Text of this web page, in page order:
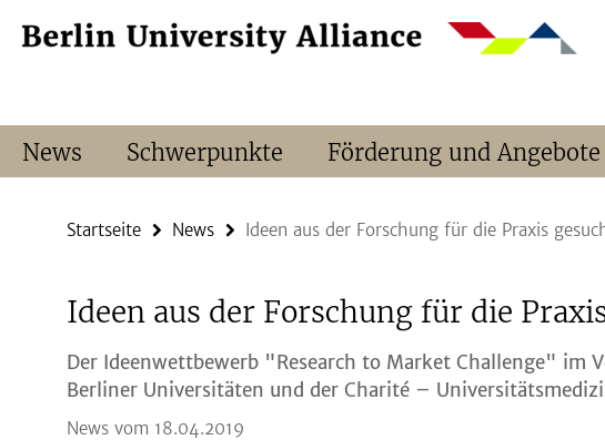
direkt
Service-
News Schwerpunkte Förderung und Angebote
Startseite News Ideen aus der Forschung für die Praxis
Ideen aus der Forschung für die
Der Ideenwettbewerb "Research to Market Challenge" im
Berliner Universitäten und der Charité –
News vom 18.04.2019